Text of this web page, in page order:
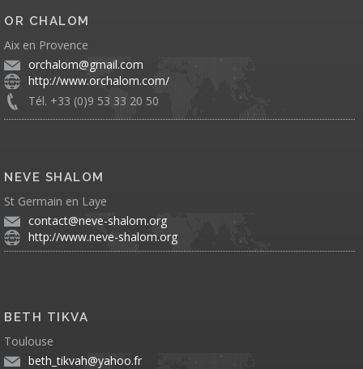
OR CHALOM
Aix en Provence
orchalom@gmail.com
http://www.orchalom.com/
Tél. +33 (0)9 53 33 20 50
NEVE SHALOM
St Germain en Laye
contact@neve-shalom.org
http://www.neve-shalom.org
BETH TIKVA
Toulouse
beth_tikvah@yahoo.fr